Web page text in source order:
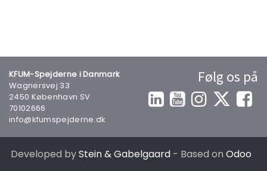
KFUM-Spejderne i Danmark
Wagnersvej 33
2450 København SV
70102666
info@kfumspejderne.dk
Følg os på
Developed byStein & Gabelgaard - Based on Odoo